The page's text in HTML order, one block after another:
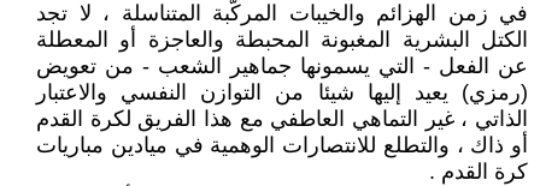
في زمن الهزائم والخيبات المركّبة المتناسلة ، لا تجد
الكتل البشرية المغبونة المحبطة والعاجزة أو المعطلة
عن الفعل - التي يسمونها جماهير الشعب - من تعويض
(رمزي) يعيد إليها شيئا من التوازن النفسي والاعتبار
الذاتي ، غير التماهي العاطفي مع هذا الفريق لكرة القدم
أو ذاك ، والتطلع للانتصارات الوهمية في ميادين مباريات
كرة القدم .